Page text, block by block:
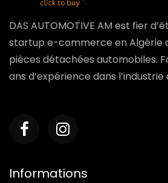
DAS AUTOMOTIVE AM est fier
startup e-commerce en Algérie
pièces détachées automobiles.
ans d’expérience dans
Informations